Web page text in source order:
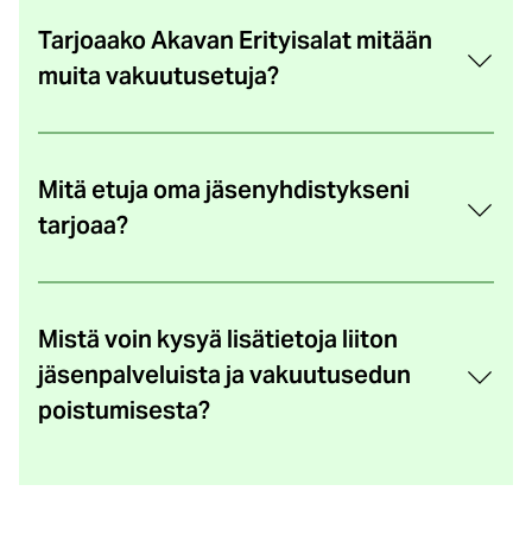
Tarjoaako Akavan Erityisalat mitään
muita vakuutusetuja?
Mitä etuja oma jäsenyhdistykseni
tarjoaa?
Mistä voin kysyä lisätietoja liiton
jäsenpalveluista ja vakuutusedun
poistumisesta?